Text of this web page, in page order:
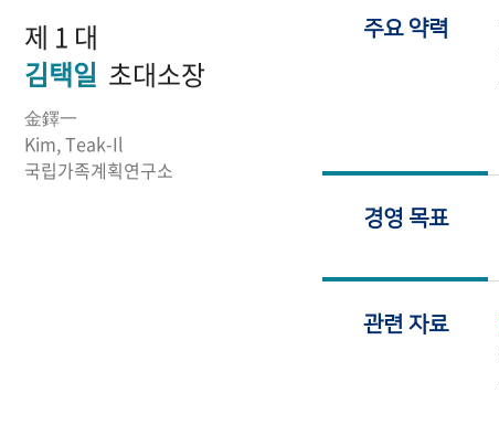
제 1 대
김택일 초대소장
金鐸一
Kim, Teak-Il
국립가족계획연구소
주요 약력
경영 목표
관련 자료